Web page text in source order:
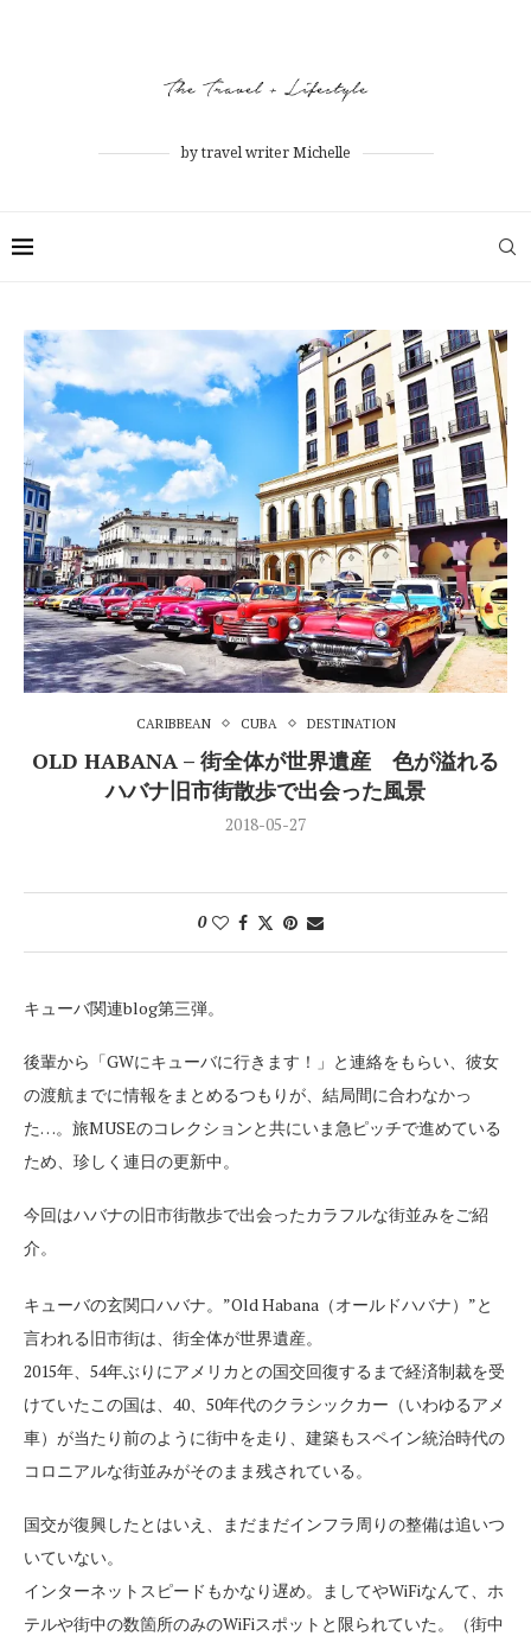
by travel writer Michelle
CARIBBEAN CUBA DESTINATION
OLD HABANA – 街全体が世界遺産 色が溢れる
ハバナ旧市街散歩で出会った風景
2018-05-27
0
キューバ関連blog第三弾。
後輩から「GWにキューバに行きます！」と連絡をもらい、彼女
の渡航までに情報をまとめるつもりが、結局間に合わなかっ
た…。旅MUSEのコレクションと共にいま急ピッチで進めている
ため、珍しく連日の更新中。
今回はハバナの旧市街散歩で出会ったカラフルな街並みをご紹
介。
キューバの玄関口ハバナ。”Old Habana（オールドハバナ）”と
言われる旧市街は、街全体が世界遺産。
2015年、54年ぶりにアメリカとの国交回復するまで経済制裁を受
けていたこの国は、40、50年代のクラシックカー（いわゆるアメ
車）が当たり前のように街中を走り、建築もスペイン統治時代の
コロニアルな街並みがそのまま残されている。
国交が復興したとはいえ、まだまだインフラ周りの整備は追いつ
いていない。
インターネットスピードもかなり遅め。ましてやWiFiなんて、ホ
テルや街中の数箇所のみのWiFiスポットと限られていた。（街中